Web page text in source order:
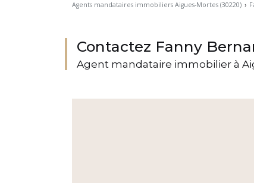
Agents mandataires immobiliers Aigues-Mortes (30220) ›
Contactez Fanny
Agent mandataire immobilier à